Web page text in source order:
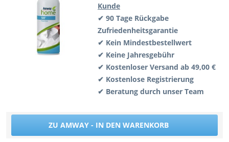
Kunde
✔ 90 Tage Rückgabe
Zufriedenheitsgarantie
✔ Kein Mindestbestellwert
✔ Keine Jahresgebühr
✔ Kostenloser Versand ab 49,00 €
✔ Kostenlose Registrierung
✔ Beratung durch unser Team
ZU AMWAY - IN DEN WARENKORB